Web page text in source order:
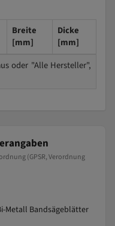
Breite
[mm]
Dicke
[mm]
oder "Alle Hersteller",
(GPSR, Verordnung
Metall Bandsägeblätter